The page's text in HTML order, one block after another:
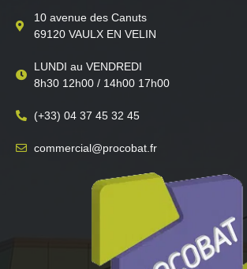
10 avenue des Canuts
69120 VAULX EN VELIN
LUNDI au VENDREDI
8h30 12h00 / 14h00 17h00
(+33) 04 37 45 32 45
commercial@procobat.fr